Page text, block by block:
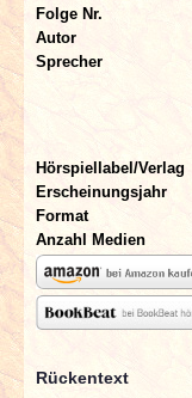
LINKS
Folge Nr.
Autor
Sprecher
Hörspiellabel/Verlag
Erscheinungsjahr
Format
Anzahl Medien
Rückentext